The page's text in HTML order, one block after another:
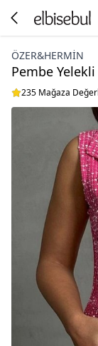
ÖZER&HERMIN
Pembe
235 Mağaza